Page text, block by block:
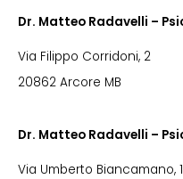
Dr. Matteo Radavelli –
Via Filippo Corridoni, 2
20862 Arcore MB
Dr. Matteo Radavelli –
Via Umberto Biancamano,